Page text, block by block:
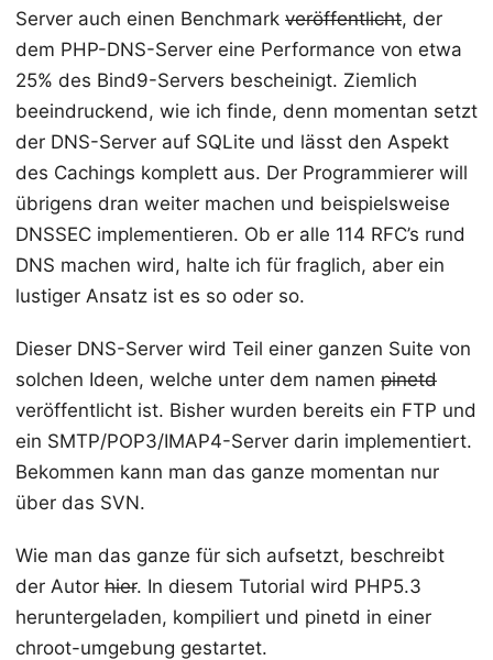
Server auch einen Benchmark veröffentlicht, der
dem PHP-DNS-Server eine Performance von etwa
25% des Bind9-Servers bescheinigt. Ziemlich
beeindruckend, wie ich finde, denn momentan setzt
der DNS-Server auf SQLite und lässt den Aspekt
des Cachings komplett aus. Der Programmierer will
übrigens dran weiter machen und beispielsweise
DNSSEC implementieren. Ob er alle 114 RFC’s rund
DNS machen wird, halte ich für fraglich, aber ein
lustiger Ansatz ist es so oder so.
Dieser DNS-Server wird Teil einer ganzen Suite von
solchen Ideen, welche unter dem namen pinetd
veröffentlicht ist. Bisher wurden bereits ein FTP und
ein SMTP/POP3/IMAP4-Server darin implementiert.
Bekommen kann man das ganze momentan nur
über das SVN.
Wie man das ganze für sich aufsetzt, beschreibt
der Autor hier. In diesem Tutorial wird PHP5.3
heruntergeladen, kompiliert und pinetd in einer
chroot-umgebung gestartet.